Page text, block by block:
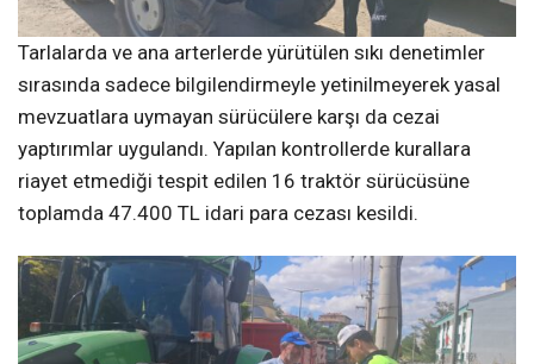
Tarlalarda ve ana arterlerde yürütülen sıkı denetimler
sırasında sadece bilgilendirmeyle yetinilmeyerek yasal
mevzuatlara uymayan sürücülere karşı da cezai
yaptırımlar uygulandı. Yapılan kontrollerde kurallara
riayet etmediği tespit edilen 16 traktör sürücüsüne
toplamda 47.400 TL idari para cezası kesildi.